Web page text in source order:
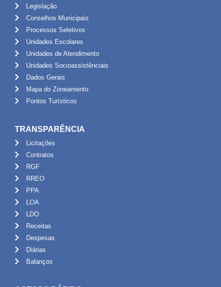
Legislação
Conselhos Municipais
Processos Seletivos
Unidades Escolares
Unidades de Atendimento
Unidades Socioassistênciais
Dados Gerais
Mapa do Zoneamento
Pontos Turísticos
TRANSPARÊNCIA
Licitações
Contratos
RGF
RREO
PPA
LOA
LDO
Receitas
Despesas
Diárias
Balanços